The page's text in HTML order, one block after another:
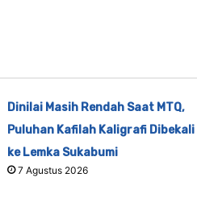
Dinilai Masih Rendah Saat MTQ,
Puluhan Kafilah Kaligrafi Dibekali
ke Lemka Sukabumi
7 Agustus 2026